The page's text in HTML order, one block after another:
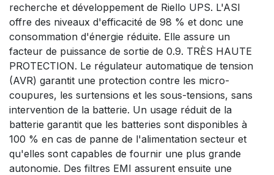
recherche et développement de Riello UPS. L'ASI
offre des niveaux d'efficacité de 98 % et donc une
consommation d'énergie réduite. Elle assure un
facteur de puissance de sortie de 0.9. TRÈS HAUTE
PROTECTION. Le régulateur automatique de tension
(AVR) garantit une protection contre les micro-
coupures, les surtensions et les sous-tensions, sans
intervention de la batterie. Un usage réduit de la
batterie garantit que les batteries sont disponibles à
100 % en cas de panne de l'alimentation secteur et
qu'elles sont capables de fournir une plus grande
autonomie. Des filtres EMI assurent ensuite une